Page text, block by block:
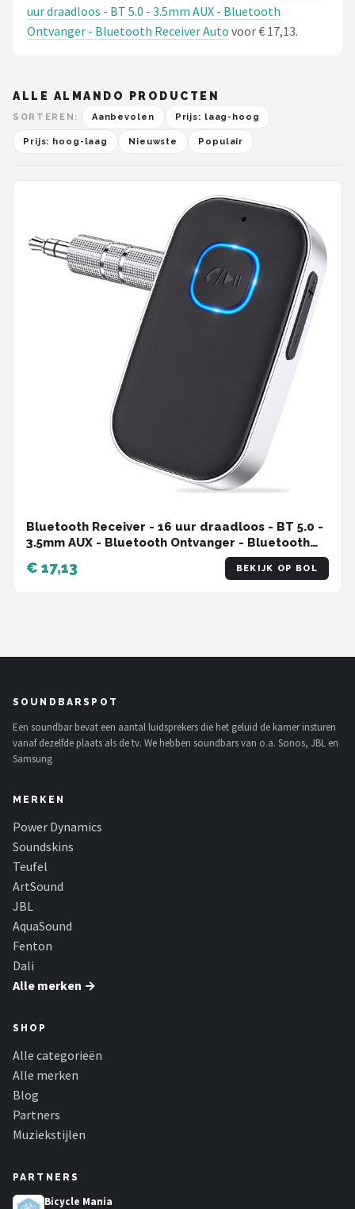
uur draadloos - BT 5.0 - 3.5mm AUX - Bluetooth
Ontvanger - Bluetooth Receiver Auto voor € 17,13.
ALLE ALMANDO PRODUCTEN
SORTEREN: Aanbevolen Prijs: laag-hoog
Prijs: hoog-laag Nieuwste Populair
Bluetooth Receiver - 16 uur draadloos - BT 5.0 -
3.5mm AUX - Bluetooth Ontvanger - Bluetooth
€ 17,13 BEKIJK OP BOL
SOUNDBARSPOT
Een soundbar bevat een aantal luidsprekers die het geluid de kamer insturen
vanaf dezelfde plaats als de tv. We hebben soundbars van o.a. Sonos, JBL en
Samsung
MERKEN
Power Dynamics
Soundskins
Teufel
ArtSound
JBL
AquaSound
Fenton
Dali
Alle merken →
SHOP
Alle categorieën
Alle merken
Blog
Partners
Muziekstijlen
PARTNERS
Bicycle Mania